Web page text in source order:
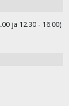
ja 12.30 - 16.00)